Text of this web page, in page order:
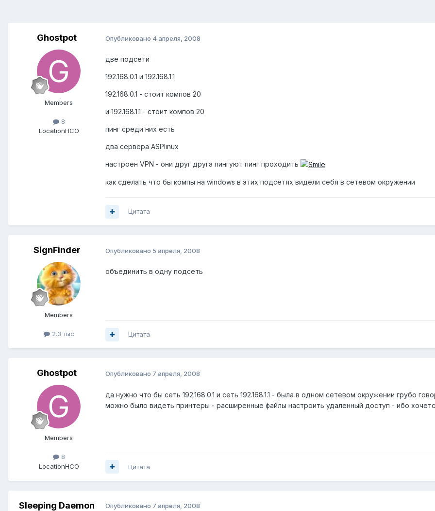
Ghostpot
Members
8
LocationНСО
Опубликовано 4 апреля, 2008
две подсети
192.168.0.1 и 192.168.1.1
192.168.0.1 - стоит компов 20
и 192.168.1.1 - стоит компов 20
пинг среди них есть
два сервера ASPlinux
настроен VPN - они друг друга пингуют пинг проходить
как сделать что бы компы на windows в этих подсетях видели себя в сетевом окружении
Цитата
SignFinder
Members
2.3 тыс
Опубликовано 5 апреля, 2008
объединить в одну подсеть
Цитата
Ghostpot
Members
8
LocationНСО
Опубликовано 7 апреля, 2008
да нужно что бы сеть 192.168.0.1 и сеть 192.168.1.1 - была в одном сетевом окружении грубо
можно было видеть принтеры - расширенные файлы настроить удаленный доступ - ибо
Цитата
Sleeping Daemon Опубликовано 7 апреля, 2008